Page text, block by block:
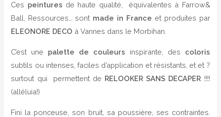
Ces peintures de haute qualité, équivalentes à Farrow&
Ball, Ressources… sont made in France et produites par
ELEONORE DECO à Vannes dans le Morbihan.
C’est une palette de couleurs inspirante, des coloris
subtils ou intenses, faciles d’application et résistants, et et ?
surtout qui permettent de RELOOKER SANS DECAPER !!!!
(alléluia!)
Fini la ponceuse, son bruit, sa poussière, ses contraintes.